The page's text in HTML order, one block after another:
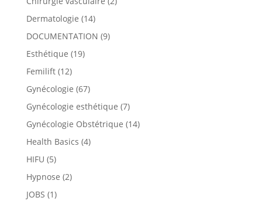
Dermatologie (14)
DOCUMENTATION (9)
Esthétique (19)
Femilift(12)
Gynécologie (67)
Gynécologie esthétique (7)
Gynécologie Obstétrique (14)
Health Basics (4)
HIFU (5)
Hypnose (2)
JOBS (1)